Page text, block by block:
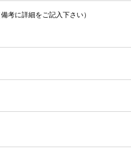
考に詳細をご記入下さい）